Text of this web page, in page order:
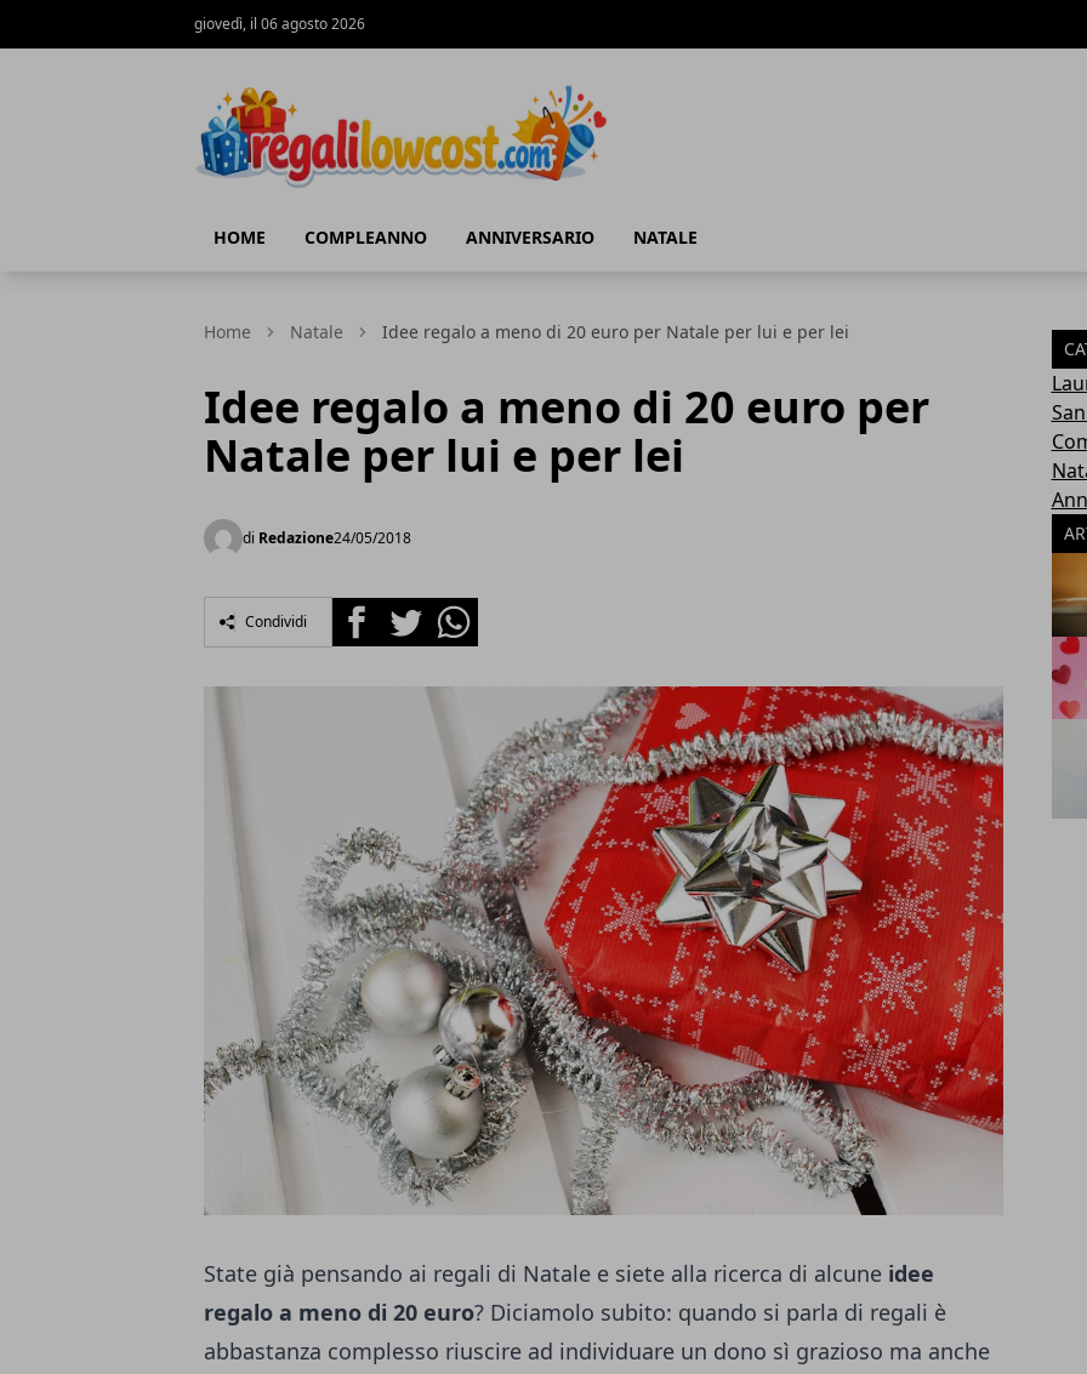
giovedì, il 06 agosto 2026
HOME COMPLEANNO ANNIVERSARIO NATALE
Home Natale Idee regalo a meno di 20 euro per Natale per lui e per lei
Idee regalo a meno di 20 euro per
Natale per lui e per lei
di Redazione24/05/2018
Condividi FacebookTwitterWhatsapp
State già pensando ai regali di Natale e siete alla ricerca di alcune idee
regalo a meno di 20 euro? Diciamolo subito: quando si parla di regali è
abbastanza complesso riuscire ad individuare un dono sì grazioso ma anche